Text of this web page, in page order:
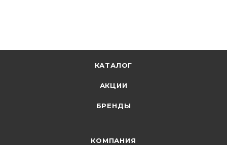
КАТАЛОГ
АКЦИИ
БРЕНДЫ
КОМПАНИЯ